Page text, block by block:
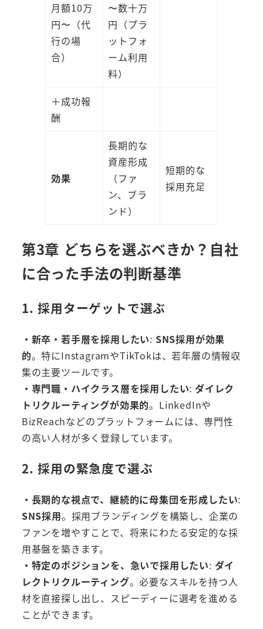
月額10万
円〜（代
行の場
合）
〜数十万
円（プラ
ットフォ
ーム利用
料）
＋成功報
酬
効果
長期的な
資産形成
（ファ
ン、ブラ
ンド）
短期的な
採用充足
第3章 どちらを選ぶべきか？自社
に合った手法の判断基準
1. 採用ターゲットで選ぶ
・新卒・若手層を採用したい: SNS採用が効果
的。特にInstagramやTikTokは、若年層の情報収
集の主要ツールです。
・専門職・ハイクラス層を採用したい: ダイレク
トリクルーティングが効果的。LinkedInや
BizReachなどのプラットフォームには、専門性
の高い人材が多く登録しています。
2. 採用の緊急度で選ぶ
・長期的な視点で、継続的に母集団を形成したい:
SNS採用。採用ブランディングを構築し、企業の
ファンを増やすことで、将来にわたる安定的な採
用基盤を築きます。
・特定のポジションを、急いで採用したい: ダイ
レクトリクルーティング。必要なスキルを持つ人
材を直接探し出し、スピーディーに選考を進める
ことができます。